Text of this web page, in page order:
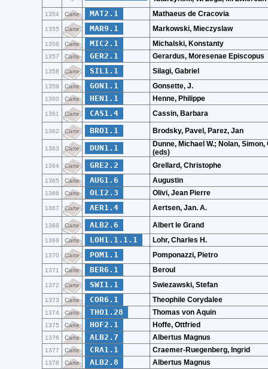
1354 Carte MAT2.1 Mathaeus de Cracovia
1355 Carte MAR9.1 Markowski, Mieczyslaw
1356 Carte MIC2.1 Michalski, Konstanty
1357 Carte GER2.1 Gerardus, Moresenae Episcopus
1358 Carte SIL1.1 Silagi, Gabriel
1359 Carte GON1.1 Gonsette, J.
1360 Carte HEN1.1 Henne, Philippe
1361 Carte CAS1.4 Cassin, Barbara
1362 Carte BRO1.1 Brodsky, Pavel, Parez, Jan
1363 Carte DUN1.1
Dunne, Michael W.; Nolan, Simon,
(eds)
1364 Carte GRE2.2 Grellard, Christophe
1365 Carte AUG1.6 Augustin
1366 Carte OLI2.3 Olivi, Jean Pierre
1367 Carte AER1.4 Aertsen, Jan. A.
1368 Carte ALB2.6 Albert le Grand
1369 Carte LOH1.1.1.1 Lohr, Charles H.
1370 Carte POM1.1 Pomponazzi, Pietro
1371 Carte BER6.1 Beroul
1372 Carte SWI1.1 Swiezawski, Stefan
1373 Carte COR6.1 Theophile Corydalee
1374 Carte THO1.28 Thomas von Aquin
1375 Carte HOF2.1 Hoffe, Ottfried
1376 Carte ALB2.7 Albertus Magnus
1377 Carte CRA1.1 Craemer-Ruegenberg, Ingrid
1378 Carte ALB2.8 Albertus Magnus